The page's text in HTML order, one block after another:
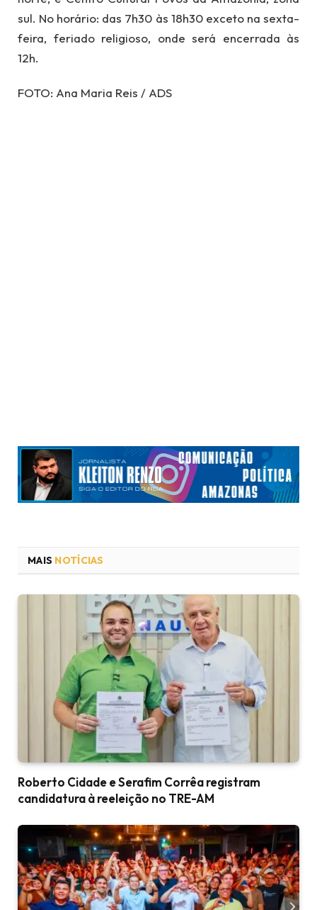
sul. No horário: das 7h30 às 18h30 exceto na sexta-
feira, feriado religioso, onde será encerrada às
12h.
FOTO: Ana Maria Reis / ADS
MAIS NOTÍCIAS
Roberto Cidade e Serafim Corrêa registram
candidatura à reeleição no TRE-AM